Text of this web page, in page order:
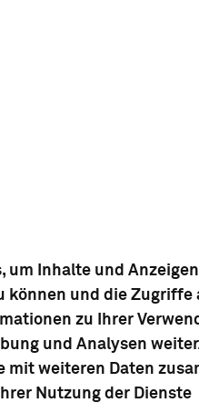
um Inhalte und
können und die Zugriffe
zu Ihrer
und Analysen
mit weiteren Daten
Nutzung der Dienste